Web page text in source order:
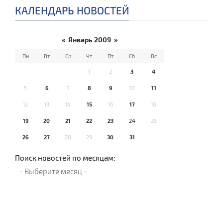
КАЛЕНДАРЬ НОВОСТЕЙ
« Январь 2009 »
Пн Вт Ср Чт Пт Сб Вс
1 2 3 4
5 6 7 8 9 10 11
12 13 14 15 16 17 18
19 20 21 22 23 24 25
26 27 28 29 30 31
Поиск новостей по месяцам: